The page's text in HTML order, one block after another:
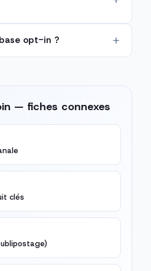
opt-in ?
— fiches connexes
clés